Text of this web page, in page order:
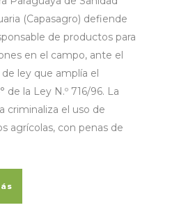
(Capasagro) defiende
de productos para
en el campo, ante el
ley que amplía el
de la Ley N.º 716/96. La
criminaliza el uso de
agrícolas, con penas de